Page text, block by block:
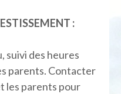
:
suivi des heures
parents. Contacter
les parents pour